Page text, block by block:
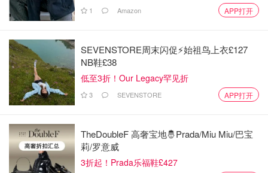
1 Amazon APP打开
SEVENSTORE周末闪促⚡️始祖鸟上衣£127
NB鞋£38
低至3折！Our Legacy罕见折
3 SEVENSTORE APP打开
TheDoubleF 高奢宝地🤴Prada/Miu Miu/巴宝
莉/罗意威
3折起！Prada乐福鞋£427